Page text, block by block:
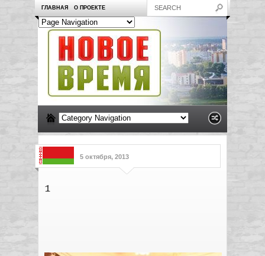
ГЛАВНАЯ О ПРОЕКТЕ
5 октября, 2013
1